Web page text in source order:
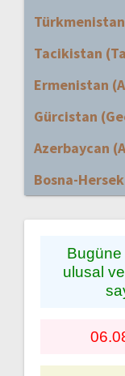
Tacikistan
Ermenistan
Gürcistan
Azerbaycan
Bosna-
Bugüne
ulusal